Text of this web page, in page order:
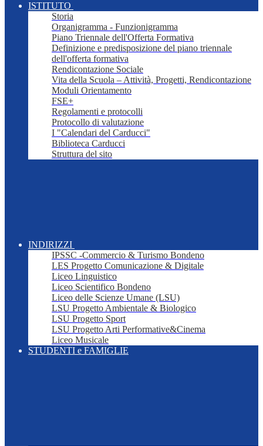
ISTITUTO
Storia
Organigramma - Funzionigramma
Piano Triennale dell'Offerta Formativa
Definizione e predisposizione del piano triennale
dell'offerta formativa
Rendicontazione Sociale
Vita della Scuola – Attività, Progetti, Rendicontazione
Moduli Orientamento
FSE+
Regolamenti e protocolli
Protocollo di valutazione
I "Calendari del Carducci"
Biblioteca Carducci
Struttura del sito
INDIRIZZI
IPSSC -Commercio & Turismo Bondeno
LES Progetto Comunicazione & Digitale
Liceo Linguistico
Liceo Scientifico Bondeno
Liceo delle Scienze Umane (LSU)
LSU Progetto Ambientale & Biologico
LSU Progetto Sport
LSU Progetto Arti Performative&Cinema
Liceo Musicale
STUDENTI e FAMIGLIE